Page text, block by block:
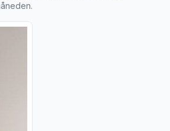
produktet "Hylleblomstsaft 0,7l